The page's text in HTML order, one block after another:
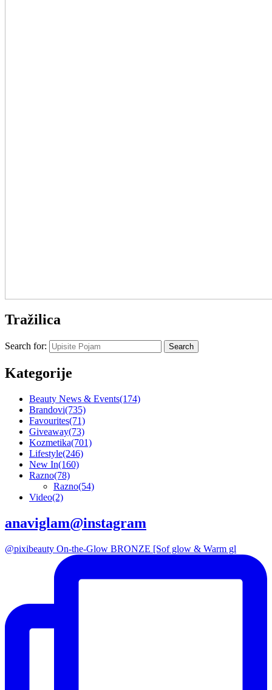
Tražilica
Search for:
Kategorije
Beauty News & Events(174)
Brandovi(735)
Favourites(71)
Giveaway(73)
Kozmetika(701)
Lifestyle(246)
New In(160)
Razno(78)
Razno(54)
Video(2)
anaviglam@instagram
@pixibeauty On-the-Glow BRONZE [Sof glow & Warm gl